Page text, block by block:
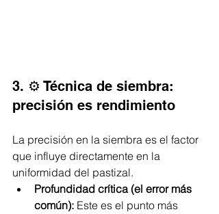
3. ⚙️ Técnica de siembra:
precisión es rendimiento
La precisión en la siembra es el factor
que influye directamente en la
uniformidad del pastizal.
Profundidad crítica (el error más
común): Este es el punto más